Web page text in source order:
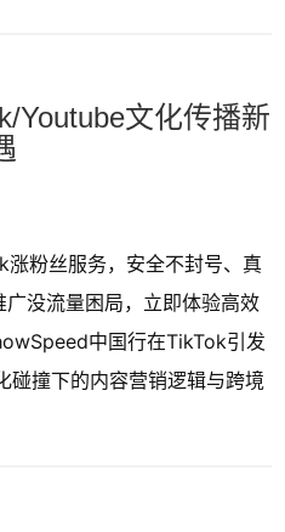
Youtube文化传播新
粉丝服务，安全不封号、真
没流量困局，立即体验高效
中国行在TikTok引发
碰撞下的内容营销逻辑与跨境